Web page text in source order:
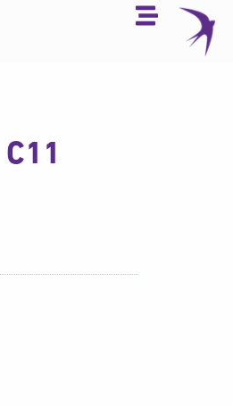
تخطي
المحتوى
C11